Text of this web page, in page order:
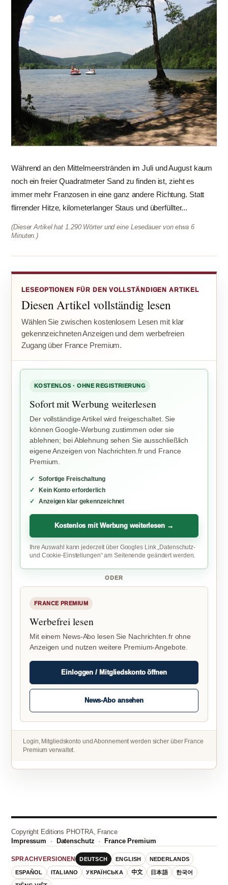
Während an den Mittelmeerstränden im Juli und August kaum
noch ein freier Quadratmeter Sand zu finden ist, zieht es
immer mehr Franzosen in eine ganz andere Richtung. Statt
flirrender Hitze, kilometerlanger Staus und überfüllter...
(Dieser Artikel hat 1.290 Wörter und eine Lesedauer von etwa 6
Minuten.)
LESEOPTIONEN FÜR DEN VOLLSTÄNDIGEN ARTIKEL
Diesen Artikel vollständig lesen
Wählen Sie zwischen kostenlosem Lesen mit klar
gekennzeichneten Anzeigen und dem werbefreien
Zugang über France Premium.
KOSTENLOS · OHNE REGISTRIERUNG
Sofort mit Werbung weiterlesen
Der vollständige Artikel wird freigeschaltet. Sie
können Google-Werbung zustimmen oder sie
ablehnen; bei Ablehnung sehen Sie ausschließlich
eigene Anzeigen von Nachrichten.fr und France
Premium.
Sofortige Freischaltung
Kein Konto erforderlich
Anzeigen klar gekennzeichnet
Kostenlos mit Werbung weiterlesen →
Ihre Auswahl kann jederzeit über Googles Link „Datenschutz-
und Cookie-Einstellungen“ am Seitenende geändert werden.
ODER
FRANCE PREMIUM
Werbefrei lesen
Mit einem News-Abo lesen Sie Nachrichten.fr ohne
Anzeigen und nutzen weitere Premium-Angebote.
Einloggen / Mitgliedskonto öffnen
News-Abo ansehen
Login, Mitgliedskonto und Abonnement werden sicher über France
Premium verwaltet.
Copyright Editions PHOTRA, France
Impressum · Datenschutz · France Premium
SPRACHVERSIONEN DEUTSCH ENGLISH NEDERLANDS
ESPAÑOL ITALIANO УКРАЇНСЬКА 中文 日本語 한국어